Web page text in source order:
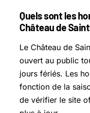
Quels sont les
Château de
Le Château de
ouvert au public
jours fériés. Les
fonction de la
de vérifier le site